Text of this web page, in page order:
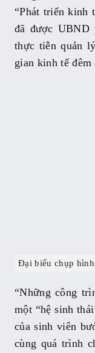
“Phát triển kinh
đã được UBND
thực tiễn quản
gian kinh tế
Đại biểu chụp
“Những công
một “hệ sinh
của sinh viên
cùng quá trình